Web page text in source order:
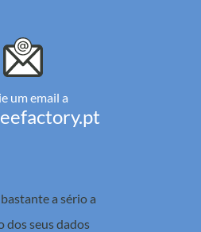
um email a
a sério a
dos seus dados